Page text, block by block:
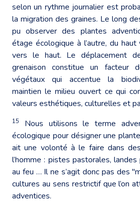
selon un rythme journalier est
la migration des graines. Le long
pu observer des plantes
étage écologique à l’autre, du
vers le haut. Le déplacement
grenaison constitue un facteur
végétaux qui accentue la
maintien le milieu ouvert ce qui
valeurs esthétiques, culturelles et
15
Nous utilisons le terme
écologique pour désigner une
ait une volonté à le faire dans
l’homme : pistes pastorales,
au feu … Il ne s’agit donc pas des
cultures au sens restrictif que l’on
adventices.